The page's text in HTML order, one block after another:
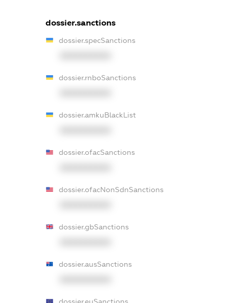
dossier.sanctions
dossier.specSanctions
dossier.rnboSanctions
dossier.amkuBlackList
dossier.ofacSanctions
dossier.ofacNonSdnSanctions
dossier.gbSanctions
dossier.ausSanctions
dossier.euSanctions